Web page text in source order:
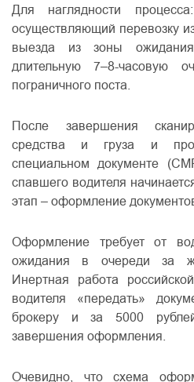
Для наглядности
осуществляющий перевозку
выезда из зоны
длительную 7–8-часовую
пограничного поста.
После завершения
средства и груза и
специальном документе
спавшего водителя
этап – оформление
Оформление требует от
ожидания в очереди за
Инертная работа
водителя «передать»
брокеру и за 5000
завершения оформления.
Очевидно, что схема